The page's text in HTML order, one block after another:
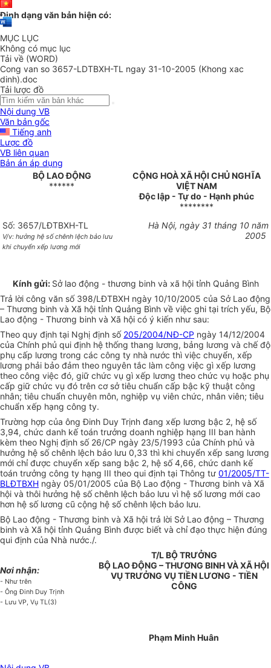
Định dạng văn bản hiện có:
MỤC LỤC
Không có mục lục
Tải về (WORD)
Cong van so 3657-LDTBXH-TL ngay 31-10-2005 (Khong xac
dinh).doc
Tải lược đồ
Nội dung VB
Văn bản gốc
Tiếng anh
Lược đồ
VB liên quan
Bản án áp dụng
BỘ LAO ĐỘNG
******
CỘNG HOÀ XÃ HỘI CHỦ NGHĨA
VIỆT NAM
Độc lập - Tự do - Hạnh phúc
********
Số: 3657/LĐTBXH-TL
V/v: hưởng hệ số chênh lệch bảo lưu
khi chuyển xếp lương mới
Hà Nội, ngày 31 tháng 10 năm
2005
Kính gửi: Sở lao động - thương binh và xã hội tỉnh Quảng Bình
Trả lời công văn số 398/LĐTBXH ngày 10/10/2005 của Sở Lao động
– Thương binh và Xã hội tỉnh Quảng Bình về việc ghi tại trích yếu, Bộ
Lao động - Thương binh và Xã hội có ý kiến như sau:
Theo quy định tại Nghị định số 205/2004/NĐ-CP ngày 14/12/2004
của Chính phủ qui định hệ thống thang lương, bảng lương và chế độ
phụ cấp lương trong các công ty nhà nước thì việc chuyển, xếp
lương phải bảo đảm theo nguyên tắc làm công việc gì xếp lương
theo công việc đó, giữ chức vụ gì xếp lương theo chức vụ hoặc phụ
cấp giữ chức vụ đó trên cơ sở tiêu chuẩn cấp bậc kỹ thuật công
nhân; tiêu chuẩn chuyên môn, nghiệp vụ viên chức, nhân viên; tiêu
chuẩn xếp hạng công ty.
Trường hợp của ông Đinh Duy Trịnh đang xếp lương bậc 2, hệ số
3,94, chức danh kế toán trưởng doanh nghiệp hạng III ban hành
kèm theo Nghị định số 26/CP ngày 23/5/1993 của Chính phủ và
hưởng hệ số chênh lệch bảo lưu 0,33 thì khi chuyển xếp sang lương
mới chỉ được chuyển xếp sang bậc 2, hệ số 4,66, chức danh kế
toán trưởng công ty hạng III theo qui định tại Thông tư 01/2005/TT-
BLĐTBXH ngày 05/01/2005 của Bộ Lao động - Thương binh và Xã
hội và thôi hưởng hệ số chênh lệch bảo lưu vì hệ số lương mới cao
hơn hệ số lương cũ cộng hệ số chênh lệch bảo lưu.
Bộ Lao động - Thương binh và Xã hội trả lời Sở Lao động – Thương
binh và Xã hội tỉnh Quảng Bình được biết và chỉ đạo thực hiện đúng
qui định của Nhà nước./.
Nơi nhận:
- Như trên
- Ông Đinh Duy Trịnh
- Lưu VP, Vụ TL(3)
T/L BỘ TRƯỞNG
BỘ LAO ĐỘNG – THƯƠNG BINH VÀ XÃ HỘI
VỤ TRƯỞNG VỤ TIỀN LƯƠNG - TIỀN
CÔNG
Phạm Minh Huân